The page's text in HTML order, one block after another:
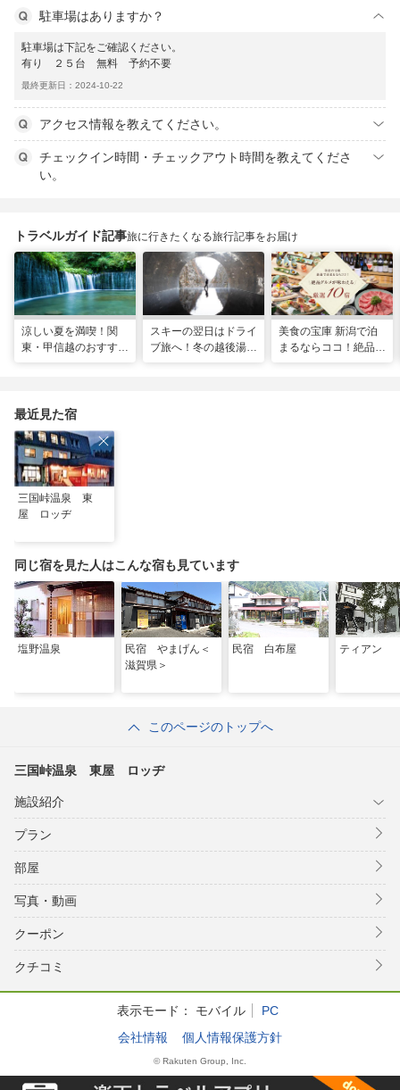
駐車場はありますか？
駐車場は下記をご確認ください。
有り ２５台 無料 予約不要
最終更新日：2024-10-22
アクセス情報を教えてください。
チェックイン時間・チェックアウト時間を教えてくださ
い。
トラベルガイド記事旅に行きたくなる旅行記事をお届け
涼しい夏を満喫！関
東・甲信越のおすすめ
スキーの翌日はドライ
ブ旅へ！冬の越後湯沢
美食の宝庫 新潟で泊
まるならココ！絶品グ
最近見た宿
三国峠温泉 東
屋 ロッヂ
同じ宿を見た人はこんな宿も見ています
塩野温泉
民宿 やまげん＜
滋賀県＞
民宿 白布屋 ティアン
このページのトップへ
三国峠温泉 東屋 ロッヂ
施設紹介
プラン
部屋
写真・動画
クーポン
クチコミ
表示モード： モバイル
PC
会社情報
個人情報保護方針
© Rakuten Group, Inc.